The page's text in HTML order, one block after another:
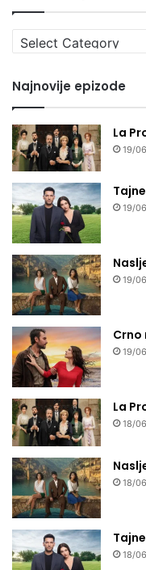
Izaberi
seriju
Najnovije epizode
La
19/
19/
19/
Crno
19/
La
18/
18/
18/